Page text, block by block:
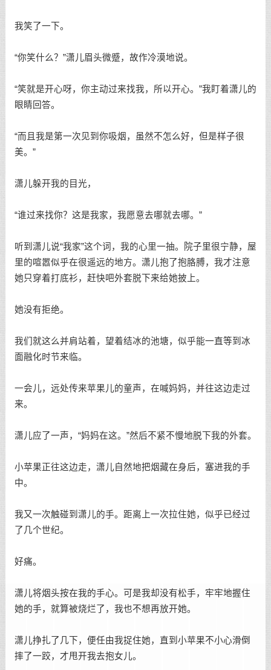
我笑了一下。
“你笑什么？”潇儿眉头微蹙，故作冷漠地说。
“笑就是开心呀，你主动过来找我，所以开心。”我盯着潇儿的
眼睛回答。
“而且我是第一次见到你吸烟，虽然不怎么好，但是样子很
美。”
潇儿躲开我的目光，
“谁过来找你？这是我家，我愿意去哪就去哪。”
听到潇儿说“我家”这个词，我的心里一抽。院子里很宁静，屋
里的喧嚣似乎在很遥远的地方。潇儿抱了抱胳膊，我才注意
她只穿着打底衫，赶快吧外套脱下来给她披上。
她没有拒绝。
我们就这么并肩站着，望着结冰的池塘，似乎能一直等到冰
面融化时节来临。
一会儿，远处传来苹果儿的童声，在喊妈妈，并往这边走过
来。
潇儿应了一声，“妈妈在这。”然后不紧不慢地脱下我的外套。
小苹果正往这边走，潇儿自然地把烟藏在身后，塞进我的手
中。
我又一次触碰到潇儿的手。距离上一次拉住她，似乎已经过
了几个世纪。
好痛。
潇儿将烟头按在我的手心。可是我却没有松手，牢牢地握住
她的手，就算被烧烂了，我也不想再放开她。
潇儿挣扎了几下，便任由我捉住她，直到小苹果不小心滑倒
摔了一跤，才甩开我去抱女儿。